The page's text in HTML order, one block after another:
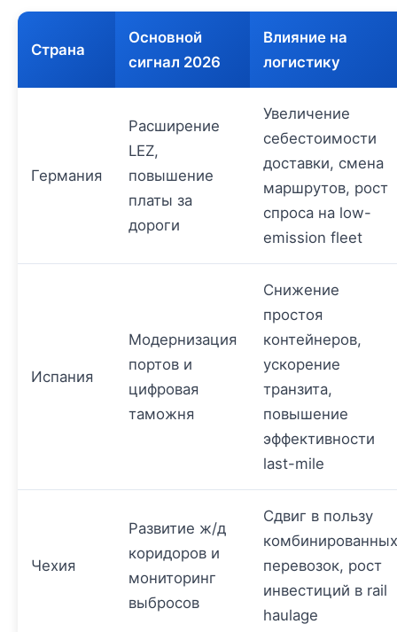
Страна
Основной
сигнал 2026
Влияние на
логистику
Германия
Расширение
LEZ,
повышение
платы за
дороги
Увеличение
себестоимости
доставки, смена
маршрутов, рост
спроса на low-
emission fleet
Испания
Модернизация
портов и
цифровая
таможня
Снижение
простоя
контейнеров,
ускорение
транзита,
повышение
эффективности
last-mile
Чехия
Развитие ж/д
коридоров и
мониторинг
выбросов
Сдвиг в пользу
комбинированных
перевозок, рост
инвестиций в rail
haulage